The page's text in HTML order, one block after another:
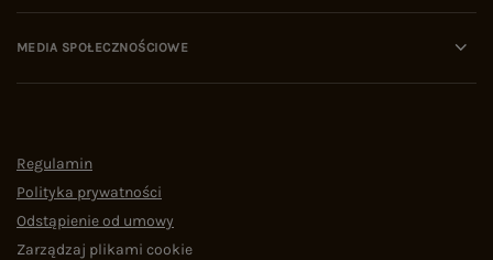
MEDIA SPOŁECZNOŚCIOWE
Regulamin
Polityka prywatności
Odstąpienie od umowy
Zarządzaj plikami cookie